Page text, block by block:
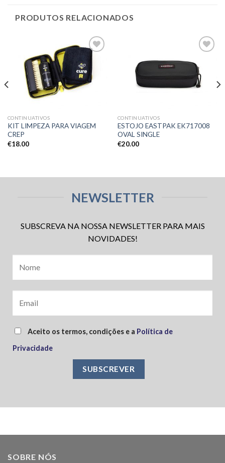
PRODUTOS RELACIONADOS
aos meus
desejos
CONTINUATIVOS
KIT LIMPEZA PARA VIAGEM
CREP
€18.00
aos meus
desejos
CONTINUATIVOS
ESTOJO EASTPAK EK717008
OVAL SINGLE
€20.00
NEWSLETTER
SUBSCREVA NA NOSSA NEWSLETTER PARA MAIS
NOVIDADES!
Aceito os termos, condições e a Política de
Privacidade
SOBRE NÓS